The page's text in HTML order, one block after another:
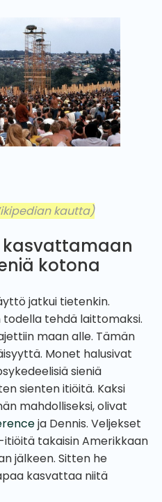
kautta)
kotona
jatkui tietenkin.
todella tehdä laittomaksi.
maan alle. Tämän
Monet halusivat
sieniä
sienten itiöitä. Kaksi
mahdolliseksi, olivat
ja Dennis. Veljekset
takaisin Amerikkaan
jälkeen. Sitten he
kasvattaa niitä